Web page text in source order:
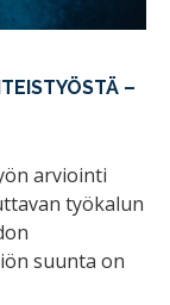
–
arviointi
työkalun
suunta on